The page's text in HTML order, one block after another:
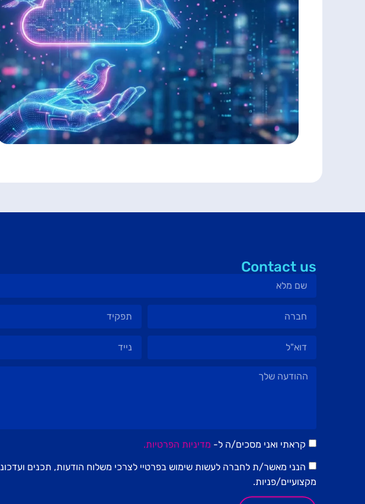
Contact us
קראתי ואני מסכים/ה ל- מדיניות הפרטיות.
הנני מאשר/ת לחברה לעשות שימוש בפרטיי לצרכי משלוח הודעות, תכנים
מקצועיים/פניות.